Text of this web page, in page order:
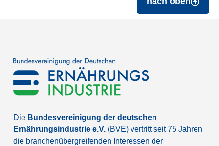
Die Bundesvereinigung der deutschen
Ernährungsindustrie e.V. (BVE) vertritt seit 75 Jahren
die branchenübergreifenden Interessen der